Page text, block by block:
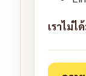
เราไม่